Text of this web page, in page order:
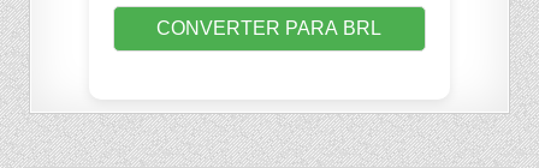
CONVERTER PARA BRL